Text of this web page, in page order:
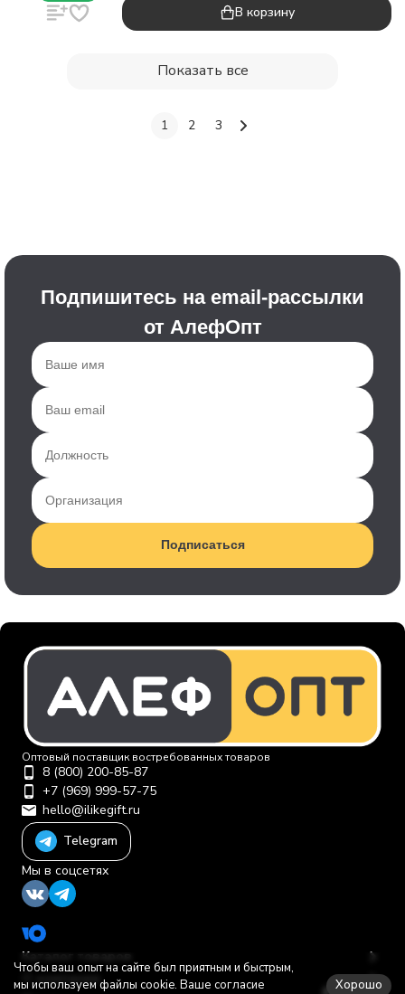
В корзину
Показать все
1 2 3
Подпишитесь на email-рассылки
от АлефОпт
Подписаться
Оптовый поставщик востребованных товаров
8 (800) 200-85-87
+7 (969) 999-57-75
hello@ilikegift.ru
Telegram
Мы в соцсетях
Каталог товаров
О компании
Чтобы ваш опыт на сайте был приятным и быстрым,
мы используем файлы cookie. Ваше согласие
Хорошо